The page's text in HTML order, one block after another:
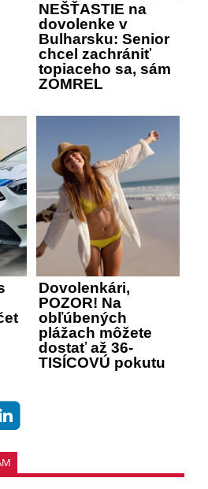
NEŠŤASTIE na
dovolenke v
Bulharsku: Senior
chcel zachrániť
topiaceho sa, sám
ZOMREL
Dovolenkári,
POZOR! Na
obľúbených
plážach môžete
dostať až 36-
TISÍCOVÚ pokutu